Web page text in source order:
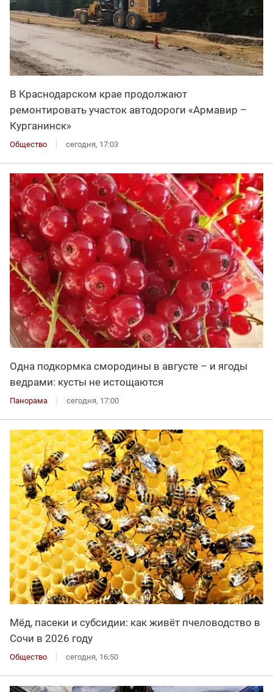
В Краснодарском крае продолжают
ремонтировать участок автодороги «Армавир –
Курганинск»
Общество сегодня, 17:03
Одна подкормка смородины в августе – и ягоды
ведрами: кусты не истощаются
Панорама сегодня, 17:00
Мёд, пасеки и субсидии: как живёт пчеловодство в
Сочи в 2026 году
Общество сегодня, 16:50